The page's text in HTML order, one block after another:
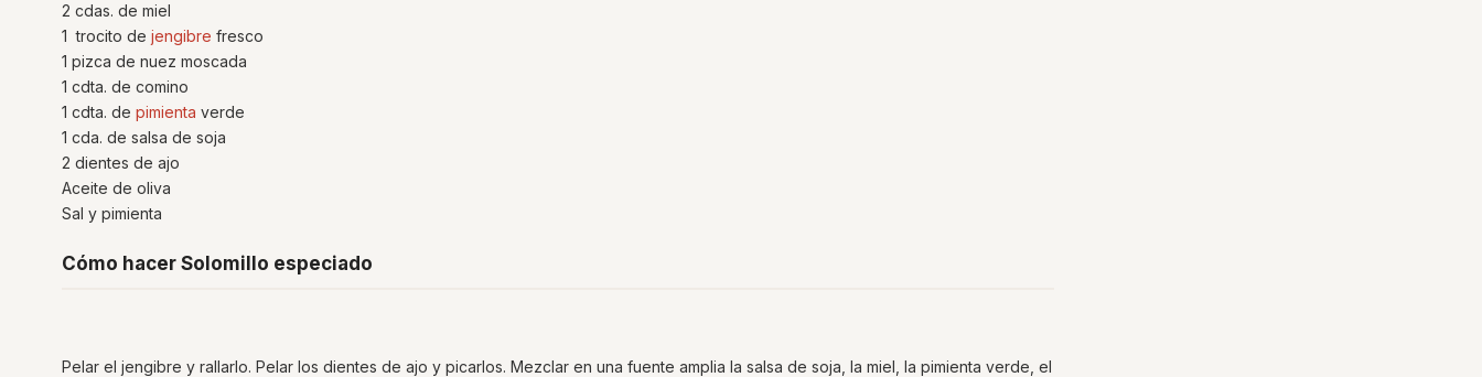
2 cdas. de miel
1 trocito de jengibre fresco
1 pizca de nuez moscada
1 cdta. de comino
1 cdta. de pimienta verde
1 cda. de salsa de soja
2 dientes de ajo
Aceite de oliva
Sal y pimienta
Cómo hacer Solomillo especiado
Pelar el jengibre y rallarlo. Pelar los dientes de ajo y picarlos. Mezclar en una fuente amplia la salsa de soja, la miel, la pimienta verde, el